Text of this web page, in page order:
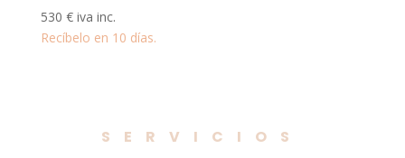
530 € iva inc.
Recíbelo en 10 días.
SERVICIOS